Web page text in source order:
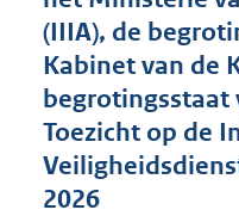
(IIIA), de
Kabinet van de
begrotingsstaat
Toezicht op de
2026